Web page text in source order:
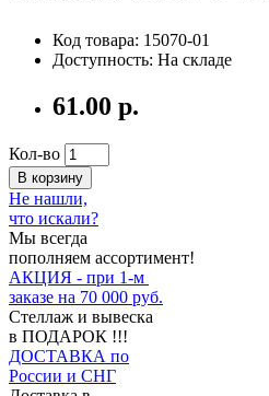
Код товара: 15070-01
Доступность: На складе
61.00 р.
Кол-во
В корзину
Не нашли,
что искали?
Мы всегда
пополняем ассортимент!
АКЦИЯ - при 1-м
заказе на 70 000 руб.
Стеллаж и вывеска
в ПОДАРОК !!!
ДОСТАВКА по
России и СНГ